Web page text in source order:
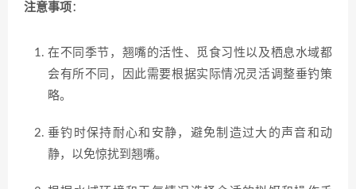
注意事项 ：
在不同季节，翘嘴的活性、觅食习性以及栖息水域都
会有所不同，因此需要根据实际情况灵活调整垂钓策
略。
垂钓时保持耐心和安静，避免制造过大的声音和动
静，以免惊扰到翘嘴。